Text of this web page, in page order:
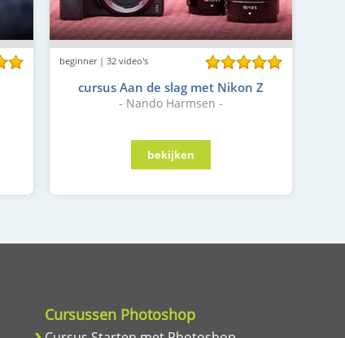
beginner | 32 video's
cursus Aan de slag met Nikon Z
- Nando Harmsen -
Cursussen Photoshop